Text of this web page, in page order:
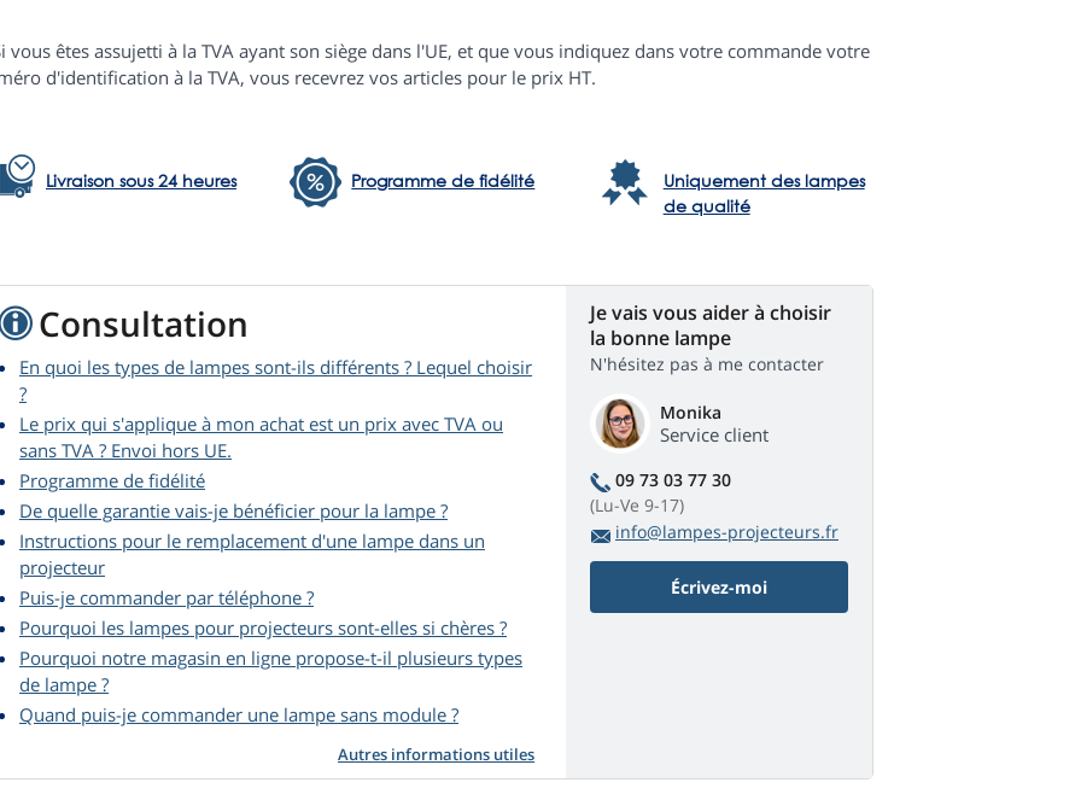
vous êtes assujetti à la TVA ayant son siège dans l'UE, et que vous indiquez dans votre commande votre
d'identification à la TVA, vous recevrez vos articles pour le prix HT.
Livraison sous 24 heures Programme de fidélité
Uniquement des lampes
de qualité
Consultation
En quoi les types de lampes sont-ils différents ? Lequel choisir
?
Le prix qui s'applique à mon achat est un prix avec TVA ou
sans TVA ? Envoi hors UE.
Programme de fidélité
De quelle garantie vais-je bénéficier pour la lampe ?
Instructions pour le remplacement d'une lampe dans un
projecteur
Puis-je commander par téléphone ?
Pourquoi les lampes pour projecteurs sont-elles si chères ?
Pourquoi notre magasin en ligne propose-t-il plusieurs types
de lampe ?
Quand puis-je commander une lampe sans module ?
Autres informations utiles
Je vais vous aider à choisir
la bonne lampe
N'hésitez pas à me contacter
Monika
Service client
09 73 03 77 30
(Lu-Ve 9-17)
info@lampes-projecteurs.fr
Écrivez-moi